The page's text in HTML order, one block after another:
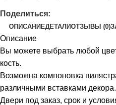
Поделиться:
ОПИСАНИЕДЕТАЛИОТЗЫВЫ (0)
Описание
Вы можете выбрать любой
кость.
Возможна компоновка
различными вставками декора.
Двери под заказ, срок и